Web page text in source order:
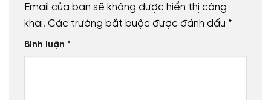
Email của bạn sẽ không được hiển thị công
khai. Các trường bắt buộc được đánh dấu *
Bình luận *